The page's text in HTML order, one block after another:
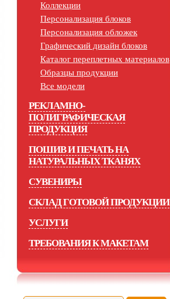
Коллекции
Персонализация блоков
Персонализация обложек
Графический дизайн блоков
Каталог переплетных материалов
Образцы продукции
Все модели
РЕКЛАМНО-
ПОЛИГРАФИЧЕСКАЯ
ПРОДУКЦИЯ
ПОШИВ И ПЕЧАТЬ НА
НАТУРАЛЬНЫХ ТКАНЯХ
СУВЕНИРЫ
СКЛАД ГОТОВОЙ ПРОДУКЦИИ
УСЛУГИ
ТРЕБОВАНИЯ К МАКЕТАМ